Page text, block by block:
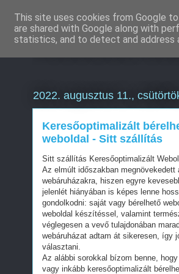
Weboldal
2022. augusztus 11.,
Keresőoptimalizált
weboldal - Sitt szállítás
Sitt szállítás Keresőoptimalizált
Az elmúlt időszakban
webáruházakra, hiszen egyre
jelenlét hiányában is képes lenne
gondolkodni: saját vagy bérelhető
weboldal készítéssel, valamint
véglegesen a vevő tulajdonában
webáruházat adtam át sikeresen, így
választani.
Az alábbi sorokkal bízom benne,
vagy inkább keresőoptimalizált
This site uses cookies from Google
are shared with Google along with
statistics, and to detect and address